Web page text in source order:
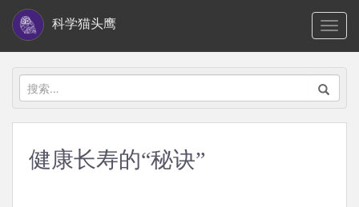
i
科学猫头鹰
搜
索：
健康长寿的“秘诀”